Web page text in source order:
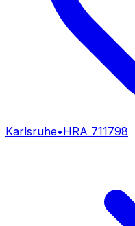
Karlsruhe•HRA 711798